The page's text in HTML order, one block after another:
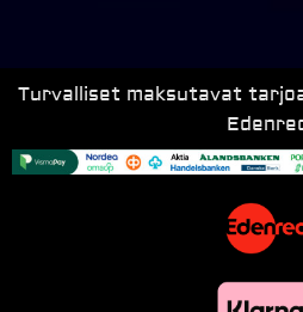
Turvalliset maksutavat